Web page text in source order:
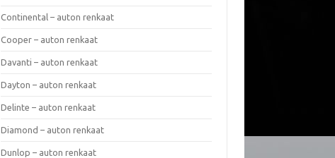
Continental – auton renkaat
Cooper – auton renkaat
Davanti – auton renkaat
Dayton – auton renkaat
Delinte – auton renkaat
Diamond – auton renkaat
Dunlop – auton renkaat